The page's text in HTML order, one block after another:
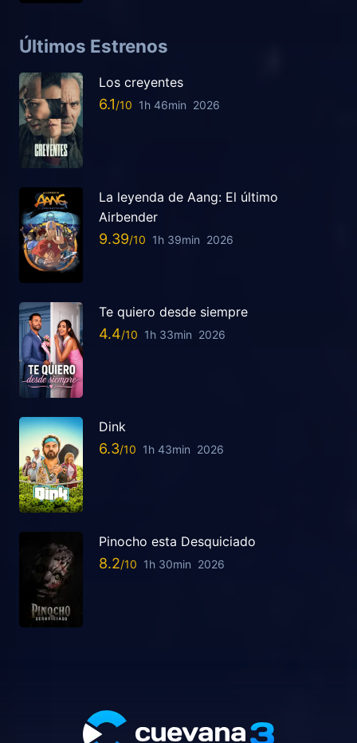
Últimos Estrenos
Los creyentes
6.1 1h 46min 2026
La leyenda de Aang: El último
Airbender
9.39 1h 39min 2026
Te quiero desde siempre
4.4 1h 33min 2026
Dink
6.3 1h 43min 2026
Pinocho esta Desquiciado
8.2 1h 30min 2026